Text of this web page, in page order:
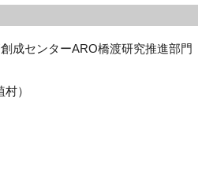
成センターARO橋渡研究推進部門
）